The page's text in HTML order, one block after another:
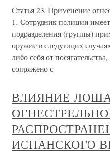
Статья 23. Применение
1. Сотрудник полиции
подразделения (группы)
оружие в следующих
либо себя от
сопряжено с
ВЛИЯНИЕ
ИСПАНСКОГО